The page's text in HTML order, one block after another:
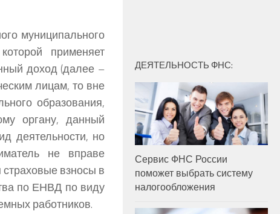
муниципального
применяет
доход (далее –
лицам, то вне
образования,
органу, данный
деятельности, но
не вправе
взносы в
по ЕНВД по виду
работников.
ДЕЯТЕЛЬНОСТЬ ФНС:
Сервис ФНС России
поможет выбрать систему
налогообложения